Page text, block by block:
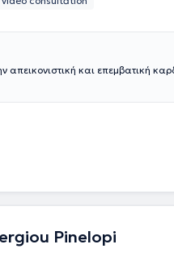
καρδιολογία. Νέο
Pinelopi